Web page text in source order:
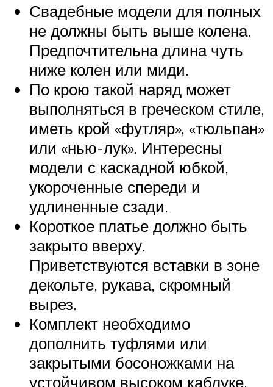
Свадебные модели для полных
не должны быть выше колена.
Предпочтительна длина чуть
ниже колен или миди.
По крою такой наряд может
выполняться в греческом стиле,
иметь крой «футляр», «тюльпан»
или «нью-лук». Интересны
модели с каскадной юбкой,
укороченные спереди и
удлиненные сзади.
Короткое платье должно быть
закрыто вверху.
Приветствуются вставки в зоне
декольте, рукава, скромный
вырез.
Комплект необходимо
дополнить туфлями или
закрытыми босоножками на
устойчивом высоком каблуке.